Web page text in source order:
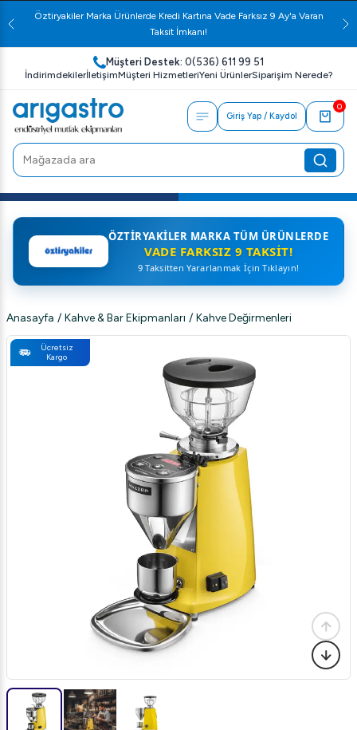
Öztiryakiler Marka Ürünlerde Kredi Kartına Vade Farksız 9 Ay'a Varan
Taksit İmkanı!
Müşteri Destek: 0(536) 611 99 51
İndirimdekilerİletişimMüşteri HizmetleriYeni ÜrünlerSiparişim Nerede?
Giriş Yap / Kaydol
0
ÖZTIRYAKILER MARKA TÜM ÜRÜNLERDE
VADE FARKSIZ 9 TAKSIT!
9 Taksitten Yararlanmak İçin Tıklayın!
Anasayfa / Kahve & Bar Ekipmanları / Kahve Değirmenleri
Ücretsiz
Kargo